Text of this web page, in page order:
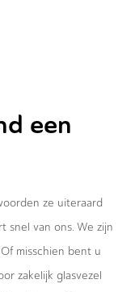
een
ze uiteraard
snel van ons. We zijn
misschien bent u
zakelijk glasvezel